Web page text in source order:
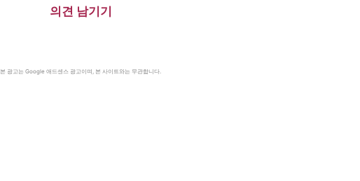
의견 남기기
본 광고는 Google 애드센스 광고이며, 본 사이트와는 무관합니다.